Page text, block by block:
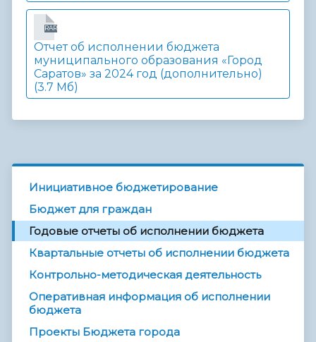
RAR
Отчет об исполнении бюджета
муниципального образования «Город
Саратов» за 2024 год (дополнительно)
(3.7 Мб)
Инициативное бюджетирование
Бюджет для граждан
Годовые отчеты об исполнении бюджета
Квартальные отчеты об исполнении бюджета
Контрольно-методическая деятельность
Оперативная информация об исполнении
бюджета
Проекты Бюджета города